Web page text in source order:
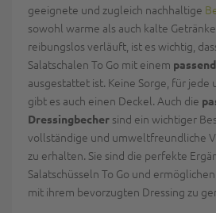
geeignete und zugleich nachhaltige
sowohl warme als auch kalte
reibungslos verläuft, ist es wichtig,
Salatschalen To Go mit einem
ausgestattet ist. Keine Sorge, für jede
gibt es auch einen Deckel. Auch die
Dressingbecher sind ein wichtiger
vollständige und umweltfreundliche
zu erhalten. Sie sind die perfekte
Salatschüsseln To Go und
mit ihrem bevorzugten Dressing zu